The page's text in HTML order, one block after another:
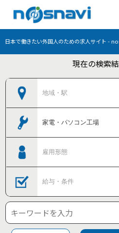
日本で働きたい外国人のための求人サイト -
現在の検索
地域・駅
家電・パソコン工場
雇用形態
給与・条件